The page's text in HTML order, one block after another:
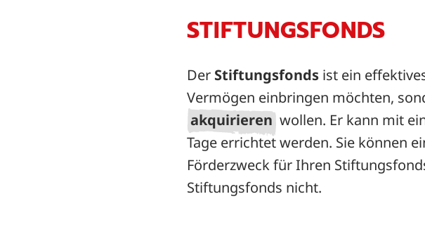
STIFTUNGSFONDS
Der Stiftungsfonds ist ein
Vermögen einbringen möchten,
akquirieren wollen. Er kann mit
Tage errichtet werden. Sie können
Förderzweck für Ihren
Stiftungsfonds nicht.